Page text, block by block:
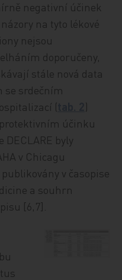
negativní účinek
na tyto lékové
nejsou
doporučeny,
stále nová data
se srdečním
(
)
účinku
byly
v Chicagu
v časopise
a souhrn
[6,7].